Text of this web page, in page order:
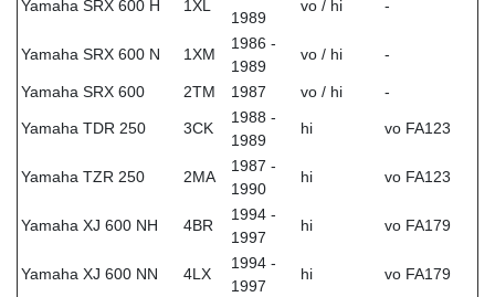
Yamaha SRX 600 H 1XL
1989
vo / hi -
Yamaha SRX 600 N 1XM
1986 -
1989
vo / hi -
Yamaha SRX 600 2TM 1987 vo / hi -
Yamaha TDR 250 3CK
1988 -
1989
hi vo FA123
Yamaha TZR 250 2MA
1987 -
1990
hi vo FA123
Yamaha XJ 600 NH 4BR
1994 -
1997
hi vo FA179
Yamaha XJ 600 NN 4LX
1994 -
1997
hi vo FA179